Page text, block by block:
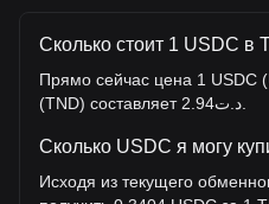
Сколько стоит 1 USDC в
Прямо сейчас цена 1 USDC
Сколько USDC я могу
Исходя из текущего